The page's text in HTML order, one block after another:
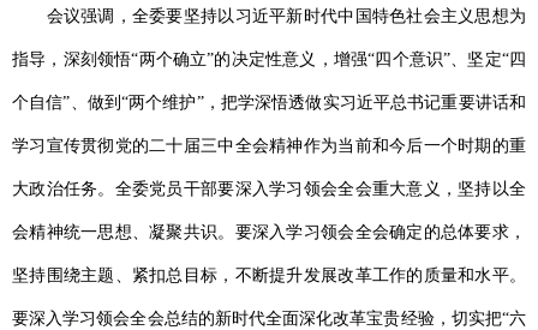
会议强调，全委要坚持以习近平新时代中国特色社会主义思想为
指导，深刻领悟“两个确立”的决定性意义，增强“四个意识”、坚定“四
个自信”、做到“两个维护”，把学深悟透做实习近平总书记重要讲话和
学习宣传贯彻党的二十届三中全会精神作为当前和今后一个时期的重
大政治任务。全委党员干部要深入学习领会全会重大意义，坚持以全
会精神统一思想、凝聚共识。要深入学习领会全会确定的总体要求，
坚持围绕主题、紧扣总目标，不断提升发展改革工作的质量和水平。
要深入学习领会全会总结的新时代全面深化改革宝贵经验，切实把“六